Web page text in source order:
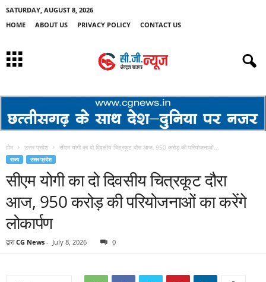
SATURDAY, AUGUST 8, 2026
HOME
ABOUT US PRIVACY POLICY CONTACT US
होम उत्तर प्रदेश सीएम योगी का दो दिवसीय चित्रकूट दौरा आज, 950 करोड़ की परियोजनाओं...
राज्य उत्तर प्रदेश
सीएम योगी का दो दिवसीय चित्रकूट दौरा
आज, 950 करोड़ की परियोजनाओं का करेंगे
लोकार्पण
द्वारा CG News - July 8, 2026 0